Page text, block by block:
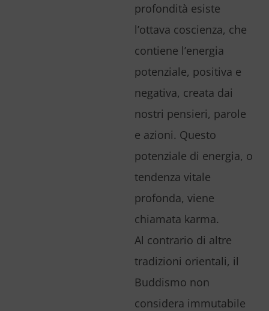
profondità esiste
l’ottava coscienza, che
contiene l’energia
potenziale, positiva e
negativa, creata dai
nostri pensieri, parole
e azioni. Questo
potenziale di energia, o
tendenza vitale
profonda, viene
chiamata karma.
Al contrario di altre
tradizioni orientali, il
Buddismo non
considera immutabile